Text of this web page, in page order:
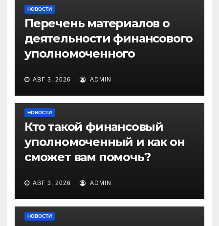
НОВОСТИ
Перечень материалов о
деятельности финансового
уполномоченного
АВГ 3, 2026 ADMIN
НОВОСТИ
Кто такой финансовый
уполномоченный и как он
сможет вам помочь?
АВГ 3, 2026 ADMIN
НОВОСТИ